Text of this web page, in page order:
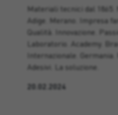
Materiali tecnici dal
Adige. Merano. Impresa
Qualità. Innovazione.
Laboratorio. Academy.
Internazionale. Germania.
Adesivi. La soluzione.
20.02.2024